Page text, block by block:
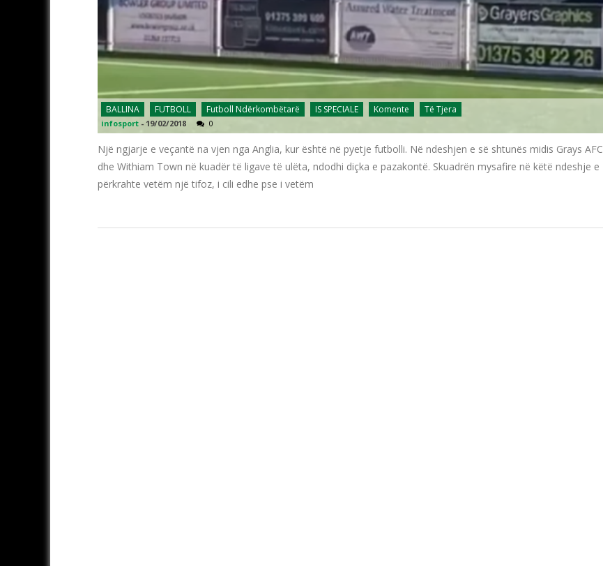
BALLINA FUTBOLL Futboll Ndërkombëtarë IS SPECIALE Komente Të Tjera
infosport - 19/02/2018 0
Një ngjarje e veçantë na vjen nga Anglia, kur është në pyetje futbolli. Në ndeshjen e së shtunës midis Grays AFC
dhe Withiam Town në kuadër të ligave të ulëta, ndodhi diçka e pazakontë. Skuadrën mysafire në këtë ndeshje e
përkrahte vetëm një tifoz, i cili edhe pse i vetëm